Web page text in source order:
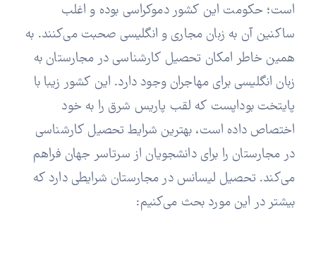
است؛ حکومت این کشور دموکراسی بوده و اغلب
ساکنین آن به زبان مجاری و انگلیسی صحبت می‌کنند. به
همین خاطر امکان تحصیل کارشناسی در مجارستان به
زبان انگلیسی برای مهاجران وجود دارد. این کشور زیبا با
پایتخت بوداپست که لقب پاریس شرق را به خود
اختصاص داده است، بهترین شرایط تحصیل کارشناسی
در مجارستان را برای دانشجویان از سرتاسر جهان فراهم
می‌کند. تحصیل لیسانس در مجارستان شرایطی دارد که
بیشتر در این مورد بحث می‌کنیم: